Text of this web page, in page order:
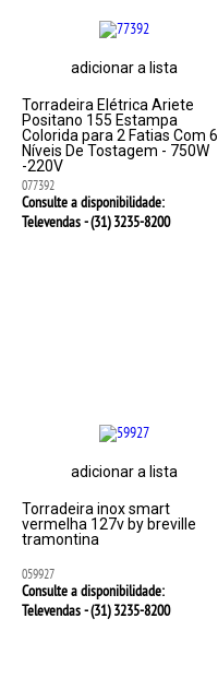
adicionar a lista
Torradeira Elétrica Ariete
Positano 155 Estampa
Colorida para 2 Fatias Com 6
Níveis De Tostagem - 750W
-220V
077392
Consulte a disponibilidade:
Televendas - (31)3235-8200
adicionar a lista
Torradeira inox smart
vermelha 127v by breville
tramontina
059927
Consulte a disponibilidade:
Televendas - (31)3235-8200